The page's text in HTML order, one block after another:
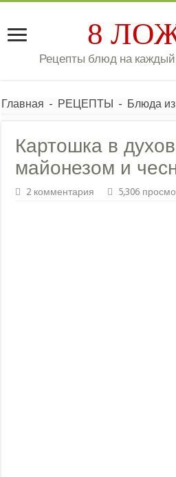
8
Рецепты блюд на каждый
Главная - РЕЦЕПТЫ - Блюда
Картошка в
майонезом и
2 комментария 5,306